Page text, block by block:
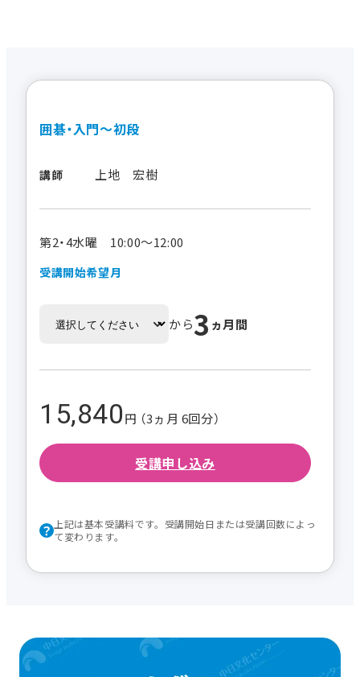
囲碁・入門～初段
講師 上地 宏樹
第2・4水曜 10:00～12:00
受講開始希望月
から3 ヵ月間
15,840円 （3ヵ月 6回分）
受講申し込み
上記は基本受講料です。受講開始日または受講回数によっ
て変わります。